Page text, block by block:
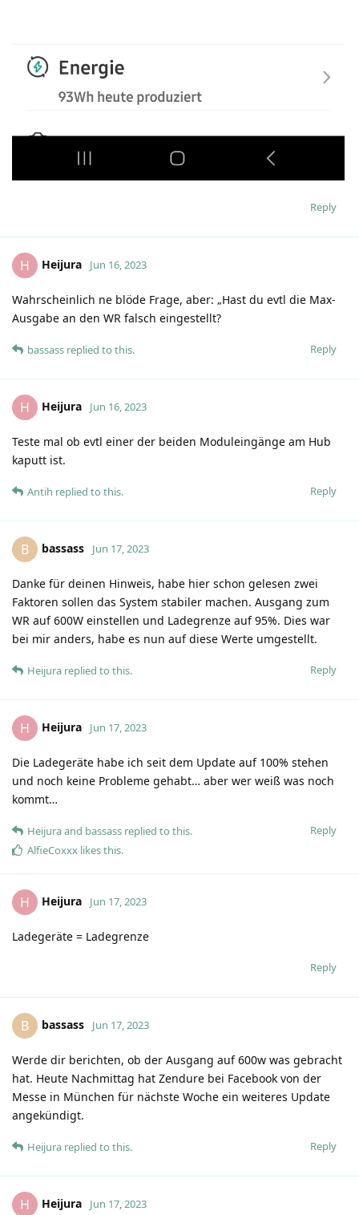
Reply
H Heijura Jun 16, 2023
Wahrscheinlich ne blöde Frage, aber: „Hast du evtl die Max-
Ausgabe an den WR falsch eingestellt?
Reply
bassass replied to this.
H Heijura Jun 16, 2023
Teste mal ob evtl einer der beiden Moduleingänge am Hub
kaputt ist.
Reply
Antih replied to this.
B bassass Jun 17, 2023
Danke für deinen Hinweis, habe hier schon gelesen zwei
Faktoren sollen das System stabiler machen. Ausgang zum
WR auf 600W einstellen und Ladegrenze auf 95%. Dies war
bei mir anders, habe es nun auf diese Werte umgestellt.
Reply
Heijura replied to this.
H Heijura Jun 17, 2023
Die Ladegeräte habe ich seit dem Update auf 100% stehen
und noch keine Probleme gehabt… aber wer weiß was noch
kommt…
Reply
Heijuraand bassass replied to this.
AlfieCoxxx likes this.
H Heijura Jun 17, 2023
Ladegeräte = Ladegrenze
Reply
B bassass Jun 17, 2023
Werde dir berichten, ob der Ausgang auf 600w was gebracht
hat. Heute Nachmittag hat Zendure bei Facebook von der
Messe in München für nächste Woche ein weiteres Update
angekündigt.
Reply
Heijura replied to this.
H Heijura Jun 17, 2023